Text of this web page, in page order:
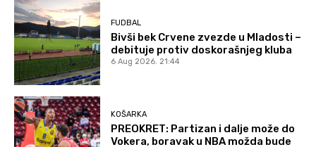
FUDBAL
Bivši bek Crvene zvezde u Mladosti –
debituje protiv doskorašnjeg kluba
6 Aug 2026. 21:44
KOŠARKA
PREOKRET: Partizan i dalje može do
Vokera, boravak u NBA možda bude